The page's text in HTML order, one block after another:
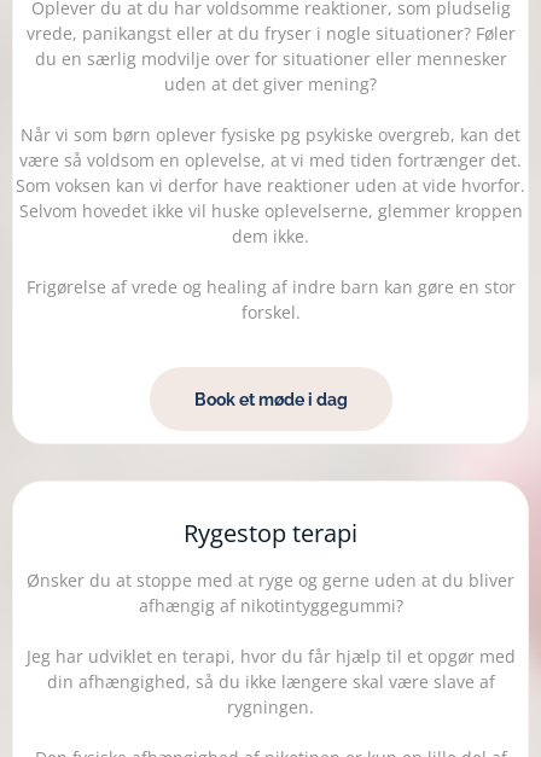
Oplever du at du har voldsomme reaktioner, som pludselig
vrede, panikangst eller at du fryser i nogle situationer? Føler
du en særlig modvilje over for situationer eller mennesker
uden at det giver mening?
Når vi som børn oplever fysiske pg psykiske overgreb, kan det
være så voldsom en oplevelse, at vi med tiden fortrænger det.
Som voksen kan vi derfor have reaktioner uden at vide hvorfor.
Selvom hovedet ikke vil huske oplevelserne, glemmer kroppen
dem ikke.
Frigørelse af vrede og healing af indre barn kan gøre en stor
forskel.
Book et møde i dag
Rygestop terapi
Ønsker du at stoppe med at ryge og gerne uden at du bliver
afhængig af nikotintyggegummi?
Jeg har udviklet en terapi, hvor du får hjælp til et opgør med
din afhængighed, så du ikke længere skal være slave af
rygningen.